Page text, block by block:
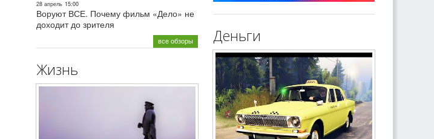
28 апрель 15:00
Воруют ВСЕ. Почему фильм «Дело» не
доходит до зрителя
все обзоры
Жизнь
Деньги